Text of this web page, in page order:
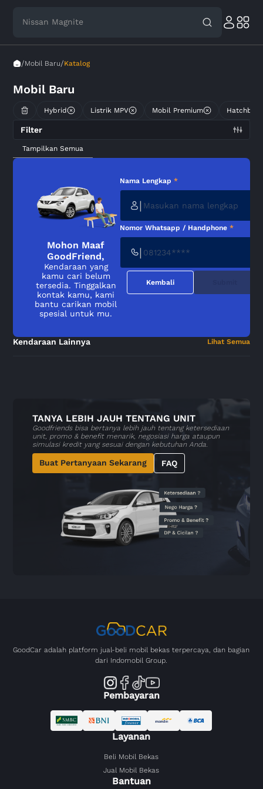
Nissan Magnite
/Mobil Baru/Katalog
Mobil Baru
Hybrid Listrik MPV Mobil Premium
Filter
Tampilkan Semua
Mohon Maaf
GoodFriend,
Kendaraan yang
kamu cari belum
tersedia. Tinggalkan
kontak kamu, kami
bantu carikan mobil
spesial untuk mu.
Nama Lengkap*
|
Nomor Whatsapp / Handphone*
|
Kembali
Kendaraan Lainnya Lihat Semua
TANYA LEBIH JAUH TENTANG UNIT
Goodfriends bisa bertanya lebih jauh tentang ketersediaan
unit, promo & benefit menarik, negosiasi harga ataupun
simulasi kredit yang sesuai dengan kebutuhan Anda.
Buat Pertanyaan Sekarang FAQ
GoodCar adalah platform jual-beli mobil bekas terpercaya, dan bagian
dari Indomobil Group.
Pembayaran
Layanan
Beli Mobil Bekas
Jual Mobil Bekas
Bantuan